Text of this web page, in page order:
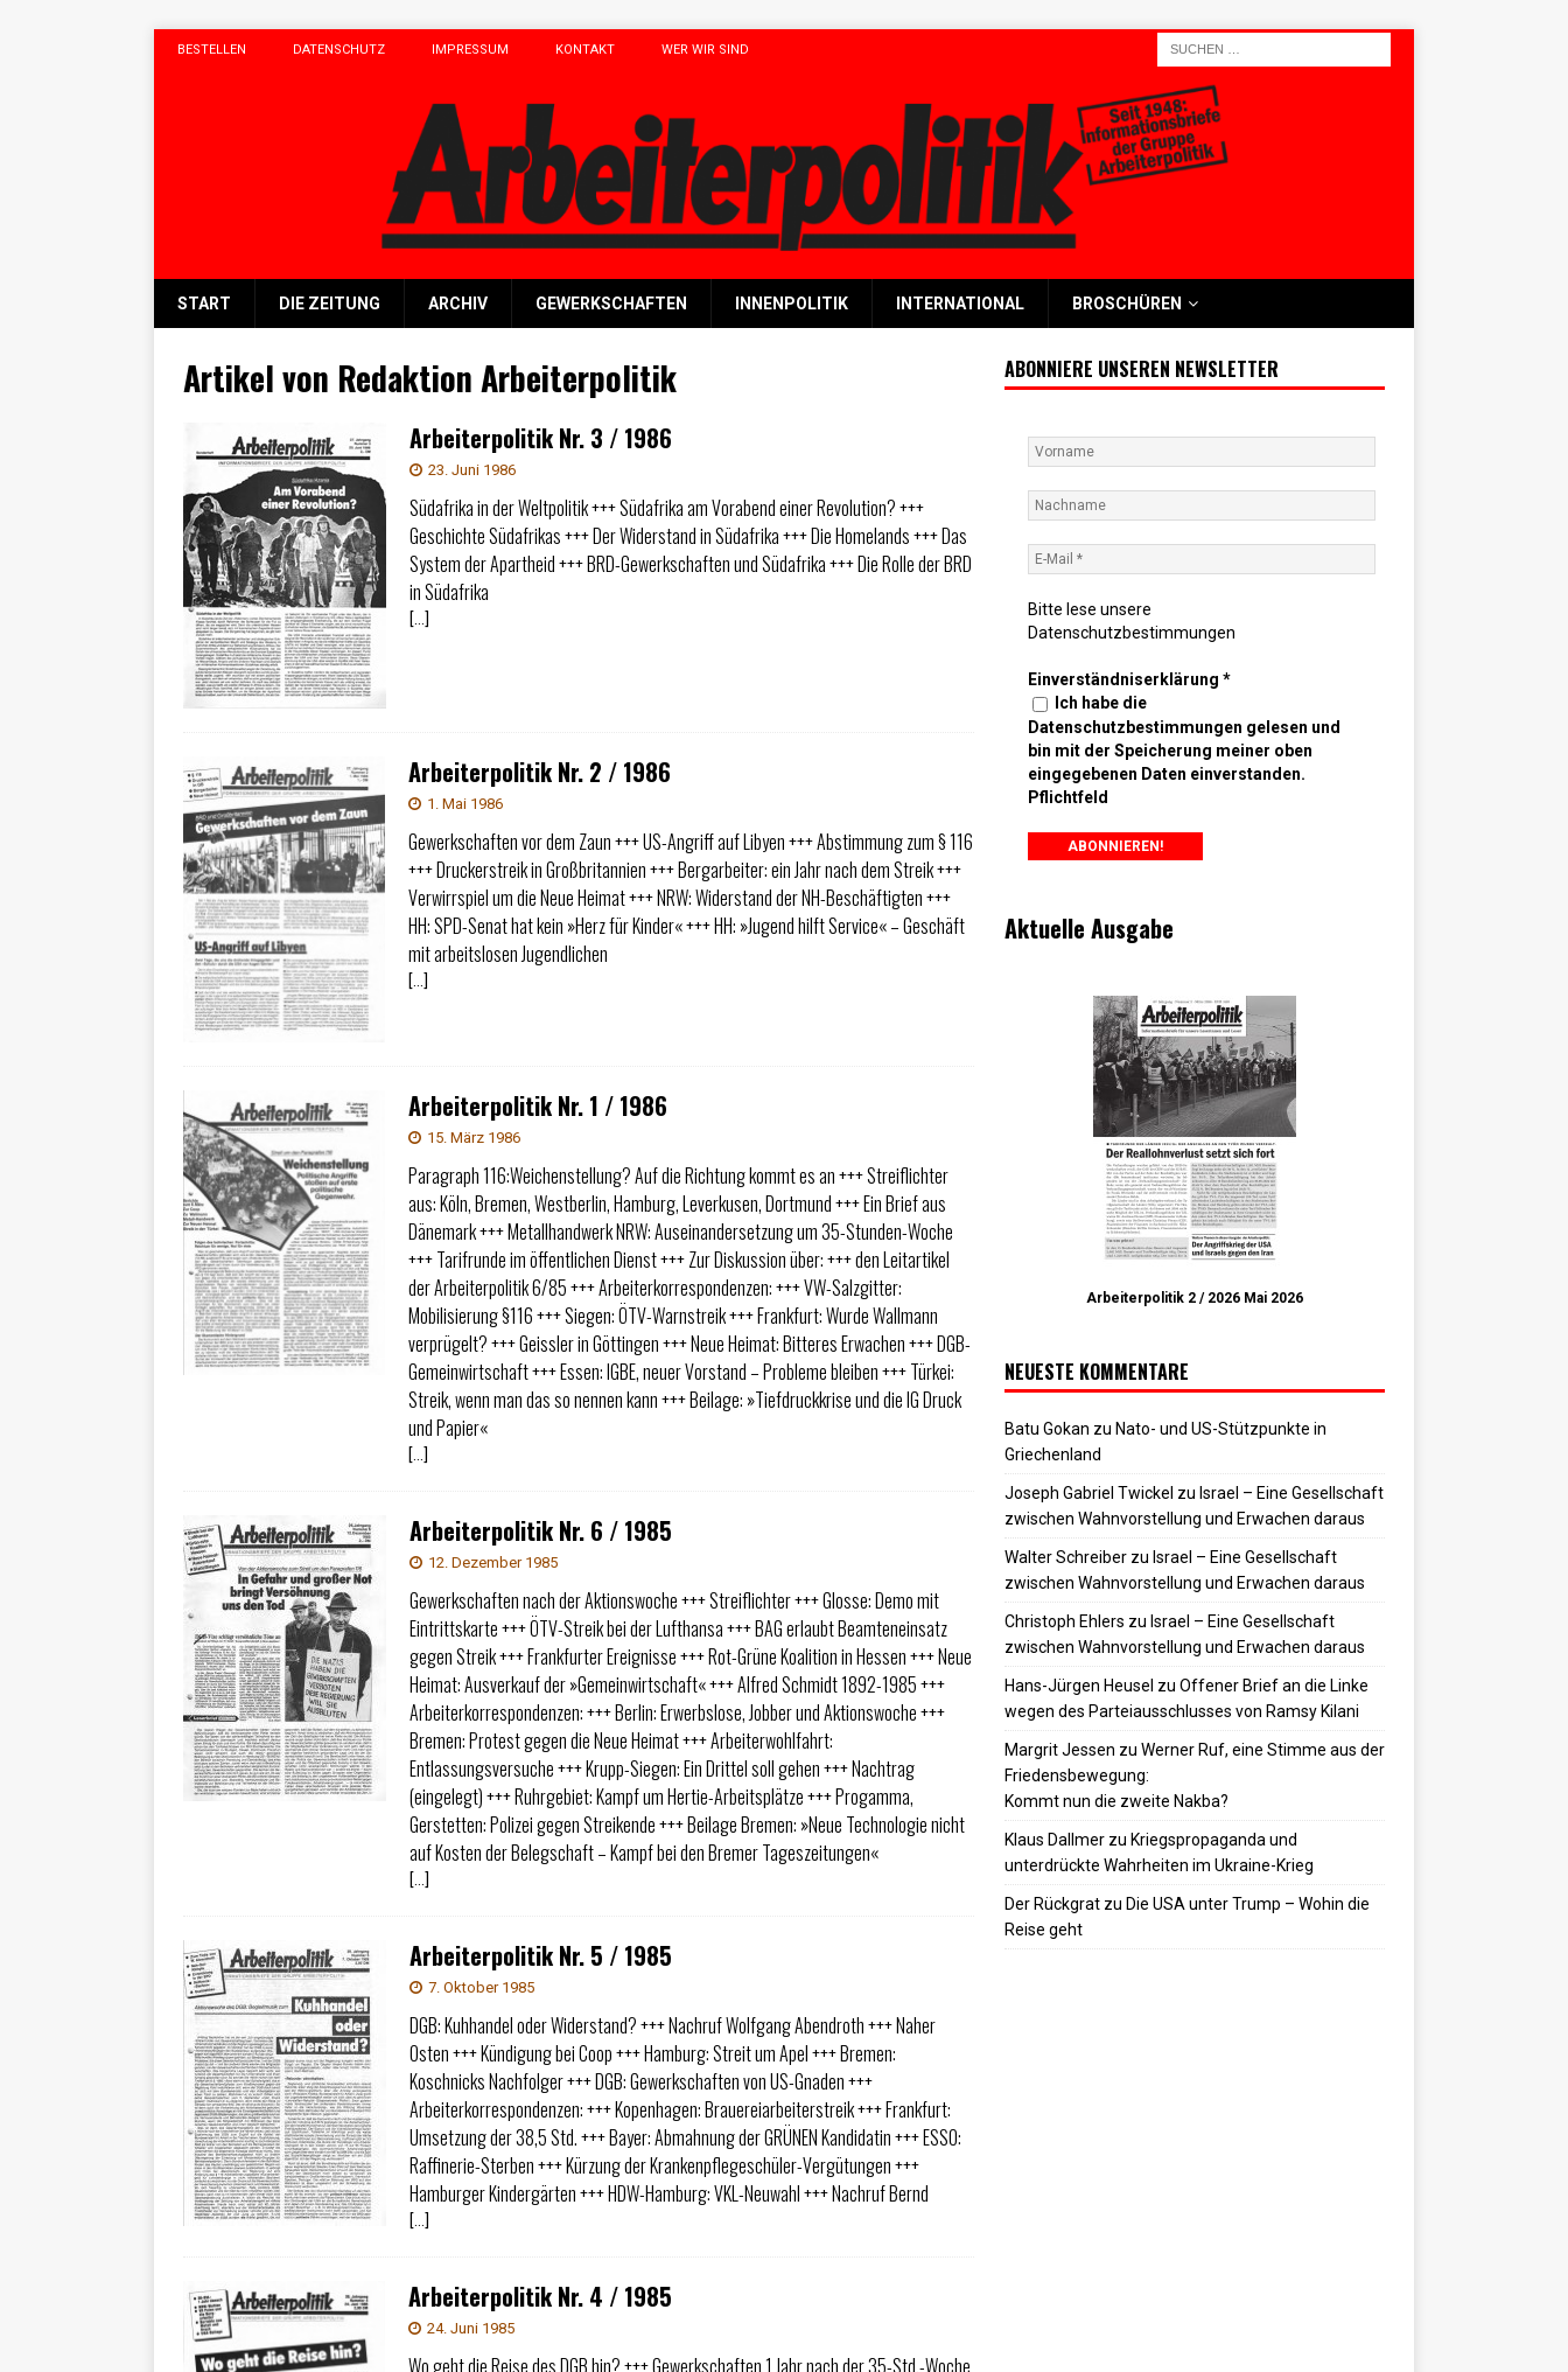
BESTELLEN DATENSCHUTZ IMPRESSUM KONTAKT WER WIR SIND
START DIE ZEITUNG ARCHIV GEWERKSCHAFTEN INNENPOLITIK INTERNATIONAL BROSCHÜREN
Artikel von Redaktion Arbeiterpolitik
Arbeiterpolitik Nr. 3 / 1986
23. Juni 1986
Südafrika in der Weltpolitik +++ Südafrika am Vorabend einer Revolution? +++
Geschichte Südafrikas +++ Der Widerstand in Südafrika +++ Die Homelands +++ Das
System der Apartheid +++ BRD-Gewerkschaften und Südafrika +++ Die Rolle der BRD
in Südafrika
[…]
Arbeiterpolitik Nr. 2 / 1986
1. Mai 1986
Gewerkschaften vor dem Zaun +++ US-Angriff auf Libyen +++ Abstimmung zum § 116
+++ Druckerstreik in Großbritannien +++ Bergarbeiter: ein Jahr nach dem Streik +++
Verwirrspiel um die Neue Heimat +++ NRW: Widerstand der NH-Beschäftigten +++
HH: SPD-Senat hat kein »Herz für Kinder« +++ HH: »Jugend hilft Service« – Geschäft
mit arbeitslosen Jugendlichen
[…]
Arbeiterpolitik Nr. 1 / 1986
15. März 1986
Paragraph 116:Weichenstellung? Auf die Richtung kommt es an +++ Streiflichter
aus: Köln, Bremen, Westberlin, Hamburg, Leverkusen, Dortmund +++ Ein Brief aus
Dänemark +++ Metallhandwerk NRW: Auseinandersetzung um 35-Stunden-Woche
+++ Tarifrunde im öffentlichen Dienst +++ Zur Diskussion über: +++ den Leitartikel
der Arbeiterpolitik 6/85 +++ Arbeiterkorrespondenzen: +++ VW-Salzgitter:
Mobilisierung §116 +++ Siegen: ÖTV-Warnstreik +++ Frankfurt: Wurde Wallmann
verprügelt? +++ Geissler in Göttingen +++ Neue Heimat: Bitteres Erwachen +++ DGB-
Gemeinwirtschaft +++ Essen: IGBE, neuer Vorstand – Probleme bleiben +++ Türkei:
Streik, wenn man das so nennen kann +++ Beilage: »Tiefdruckkrise und die IG Druck
und Papier«
[…]
Arbeiterpolitik Nr. 6 / 1985
12. Dezember 1985
Gewerkschaften nach der Aktionswoche +++ Streiflichter +++ Glosse: Demo mit
Eintrittskarte +++ ÖTV-Streik bei der Lufthansa +++ BAG erlaubt Beamteneinsatz
gegen Streik +++ Frankfurter Ereignisse +++ Rot-Grüne Koalition in Hessen +++ Neue
Heimat: Ausverkauf der »Gemeinwirtschaft« +++ Alfred Schmidt 1892-1985 +++
Arbeiterkorrespondenzen: +++ Berlin: Erwerbslose, Jobber und Aktionswoche +++
Bremen: Protest gegen die Neue Heimat +++ Arbeiterwohlfahrt:
Entlassungsversuche +++ Krupp-Siegen: Ein Drittel soll gehen +++ Nachtrag
(eingelegt) +++ Ruhrgebiet: Kampf um Hertie-Arbeitsplätze +++ Progamma,
Gerstetten: Polizei gegen Streikende +++ Beilage Bremen: »Neue Technologie nicht
auf Kosten der Belegschaft – Kampf bei den Bremer Tageszeitungen«
[…]
Arbeiterpolitik Nr. 5 / 1985
7. Oktober 1985
DGB: Kuhhandel oder Widerstand? +++ Nachruf Wolfgang Abendroth +++ Naher
Osten +++ Kündigung bei Coop +++ Hamburg: Streit um Apel +++ Bremen:
Koschnicks Nachfolger +++ DGB: Gewerkschaften von US-Gnaden +++
Arbeiterkorrespondenzen: +++ Kopenhagen: Brauereiarbeiterstreik +++ Frankfurt:
Umsetzung der 38,5 Std. +++ Bayer: Abmahnung der GRÜNEN Kandidatin +++ ESSO:
Raffinerie-Sterben +++ Kürzung der Krankenpflegeschüler-Vergütungen +++
Hamburger Kindergärten +++ HDW-Hamburg: VKL-Neuwahl +++ Nachruf Bernd
[…]
Arbeiterpolitik Nr. 4 / 1985
24. Juni 1985
Wo geht die Reise des DGB hin? +++ Gewerkschaften 1 Jahr nach der 35-Std.-Woche
ABONNIERE UNSEREN NEWSLETTER
Bitte lese unsere
Datenschutzbestimmungen
Einverständniserklärung *
Ich habe die
Datenschutzbestimmungen gelesen und
bin mit der Speicherung meiner oben
eingegebenen Daten einverstanden.
Pflichtfeld
Aktuelle Ausgabe
Arbeiterpolitik 2 / 2026 Mai 2026
NEUESTE KOMMENTARE
Batu Gokan zu Nato- und US-Stützpunkte in
Griechenland
Joseph Gabriel Twickel zu Israel – Eine Gesellschaft
zwischen Wahnvorstellung und Erwachen daraus
Walter Schreiberzu Israel – Eine Gesellschaft
zwischen Wahnvorstellung und Erwachen daraus
Christoph Ehlers zu Israel – Eine Gesellschaft
zwischen Wahnvorstellung und Erwachen daraus
Hans-Jürgen Heusel zu Offener Brief an die Linke
wegen des Parteiausschlusses von Ramsy Kilani
Margrit Jessen zu Werner Ruf, eine Stimme aus der
Friedensbewegung:
Kommt nun die zweite Nakba?
Klaus Dallmerzu Kriegspropaganda und
unterdrückte Wahrheiten im Ukraine-Krieg
Der Rückgratzu Die USA unter Trump – Wohin die
Reise geht